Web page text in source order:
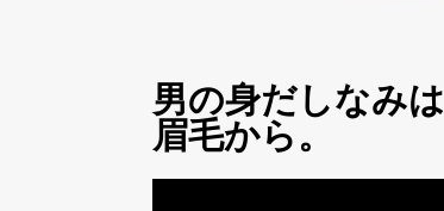
男の身だしなみは
眉毛から。